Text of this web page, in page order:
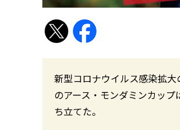
新型コロナウイルス感染拡
のアース・モンダミンカッ
ち立てた。